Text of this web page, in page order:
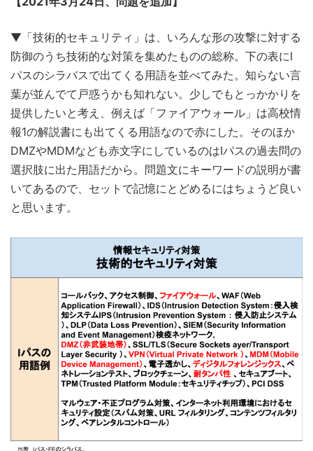
▼「技術的セキュリティ」は、いろんな形の攻撃に対する
防御のうち技術的な対策を集めたものの総称。下の表にI
パスのシラバスで出てくる用語を並べてみた。知らない言
葉が並んでて戸惑うかも知れない。少しでもとっかかりを
提供したいと考え、例えば「ファイアウォール」は高校情
報1の解説書にも出てくる用語なので赤にした。そのほか
DMZやMDMなども赤文字にしているのはIパスの過去問の
選択肢に出た用語だから。問題文にキーワードの説明が書
いてあるので、セットで記憶にとどめるにはちょうど良い
と思います。